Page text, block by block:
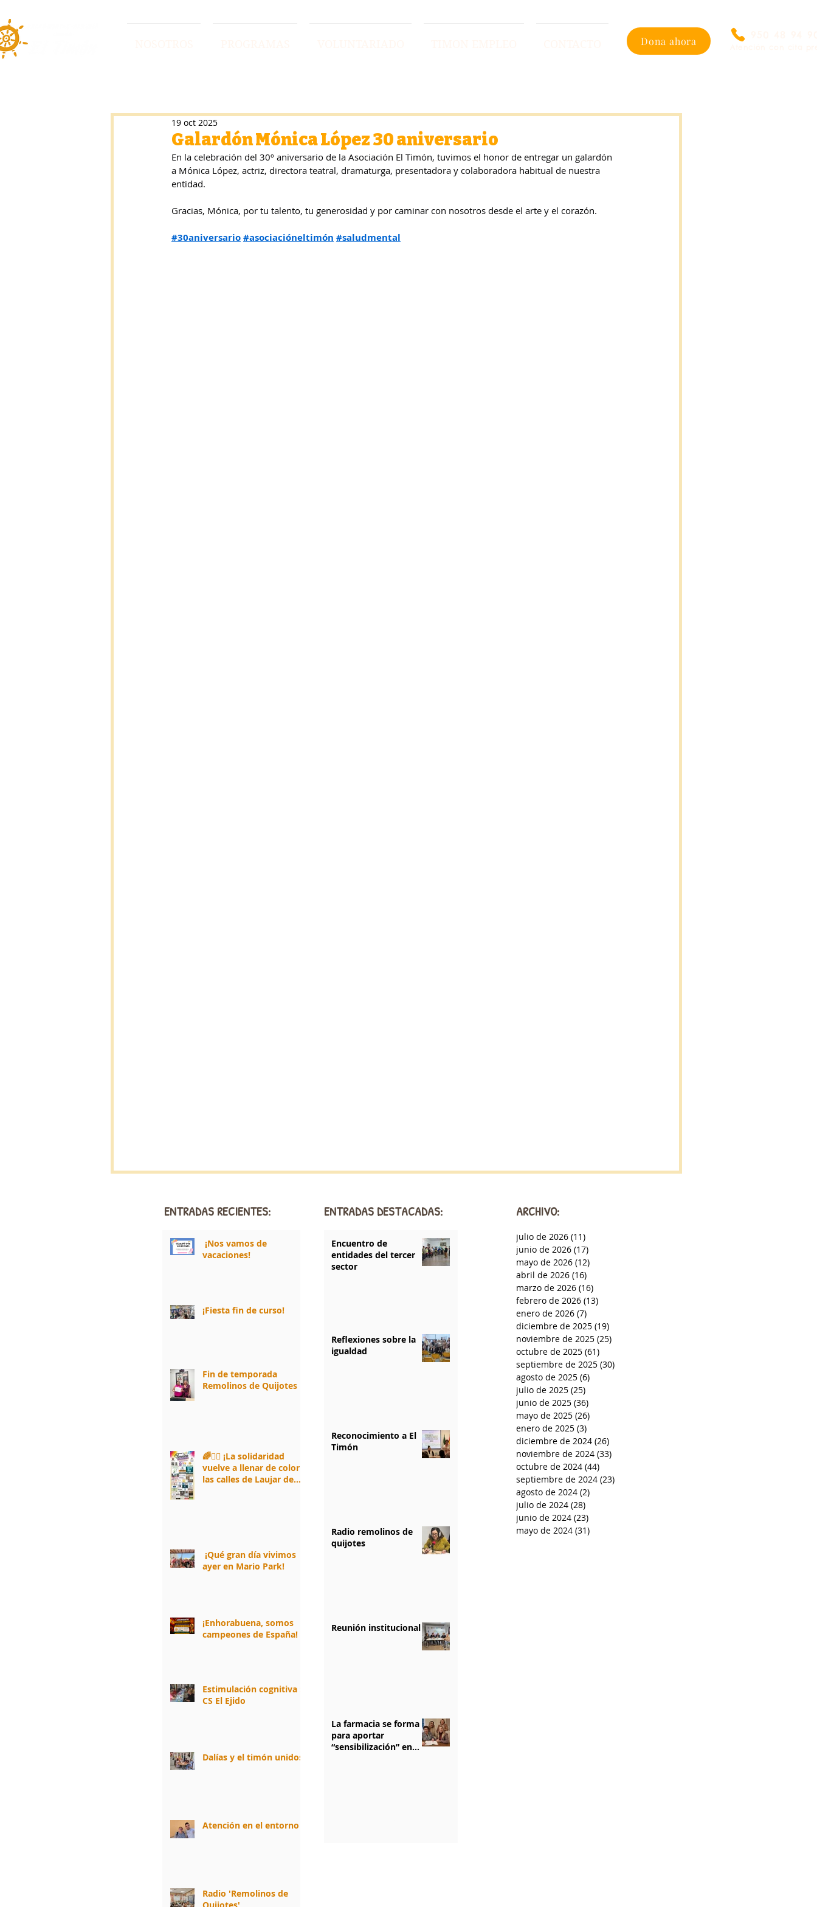
Dona ahora
Galardón Mónica López 30 aniversario
19 oct 2025
En la celebración del 30º aniversario de la Asociación El Timón, tuvimos el honor de entregar un galardón
a Mónica López, actriz, directora teatral, dramaturga, presentadora y colaboradora habitual de nuestra
entidad.
Gracias, Mónica, por tu talento, tu generosidad y por caminar con nosotros desde el arte y el corazón.
#30aniversario#asociacióneltimón #saludmental
ENTRADAS RECIENTES:
¡Nos vamos de
vacaciones!
¡Fiesta fin de curso!
Fin de temporada
Remolinos de Quijotes
🌈🏃‍♀️ ¡La solidaridad
vuelve a llenar de color
las calles de Laujar de
¡Qué gran día vivimos
ayer en Mario Park!
¡Enhorabuena, somos
campeones de España!
Estimulación cognitiva :
CS El Ejido
Dalías y el timón unidos.
Atención en el entorno
Radio 'Remolinos de
Quijotes'
ENTRADAS DESTACADAS:
Encuentro de
entidades del tercer
sector
Reflexiones sobre la
igualdad
Reconocimiento a El
Timón
Radio remolinos de
quijotes
Reunión institucional
La farmacia se forma
para aportar
“sensibilización” en
ARCHIVO:
julio de 2026 (11)
junio de 2026 (17)
mayo de 2026 (12)
abril de 2026 (16)
marzo de 2026 (16)
febrero de 2026 (13)
enero de 2026 (7)
diciembre de 2025 (19)
noviembre de 2025 (25)
octubre de 2025 (61)
septiembre de 2025 (30)
agosto de 2025 (6)
julio de 2025 (25)
junio de 2025 (36)
mayo de 2025 (26)
enero de 2025 (3)
diciembre de 2024 (26)
noviembre de 2024 (33)
octubre de 2024 (44)
septiembre de 2024 (23)
agosto de 2024 (2)
julio de 2024 (28)
junio de 2024 (23)
mayo de 2024 (31)